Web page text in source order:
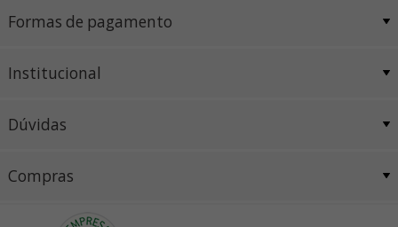
Formas de pagamento
Institucional
Dúvidas
Compras